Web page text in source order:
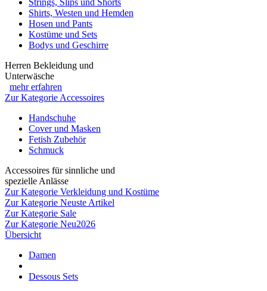
Strings, Slips und Shorts
Shirts, Westen und Hemden
Hosen und Pants
Kostüme und Sets
Bodys und Geschirre
Herren Bekleidung und
Unterwäsche
mehr erfahren
Zur Kategorie Accessoires
Handschuhe
Cover und Masken
Fetish Zubehör
Schmuck
Accessoires für sinnliche und
spezielle Anlässe
Zur Kategorie Verkleidung und Kostüme
Zur Kategorie Neuste Artikel
Zur Kategorie Sale
Zur Kategorie Neu2026
Übersicht
Damen
Dessous Sets